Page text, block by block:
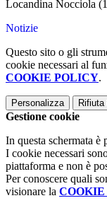
Locandina Nocciola
Notizie
Questo sito o gli
cookie necessari al
COOKIE POLICY.
Personalizza Rifiuta
Gestione cookie
In questa schermata è
I cookie necessari
piattaforma e non è
Per conoscere quali
visionare la